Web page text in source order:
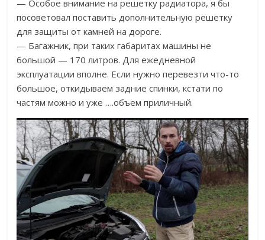
— Особое внимание на решетку радиатора, я бы
посоветовал поставить дополнительную решетку
для защиты от камней на дороге.
— Багажник, при таких габаритах машины не
большой — 170 литров. Для ежедневной
эксплуатации вполне. Если нужно перевезти что-то
большое, откидываем задние спинки, кстати по
частям можно и уже ….объем приличный.